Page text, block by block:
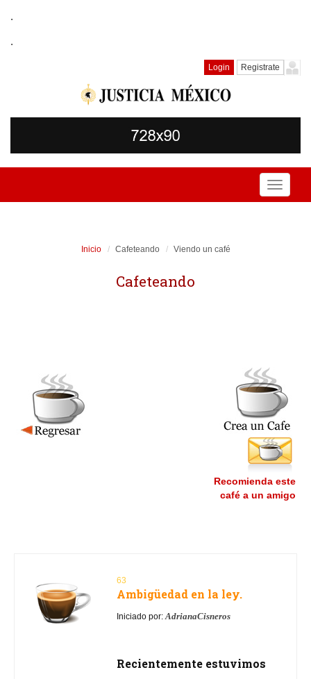
.
.
Login Registrate
Toggle
Inicio Cafeteando Viendo un café
Cafeteando
Recomienda este
café a un amigo
63
Ambigüedad en la ley.
Iniciado por:AdrianaCisneros
Recientemente estuvimos